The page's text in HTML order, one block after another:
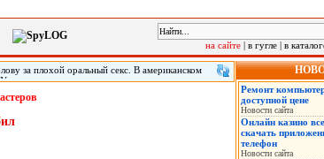
на сайте | в гугле | в
за плохой оральный секс. В американском
дважды выстрелила своему клиенту в
живым спустя три дня после инцидента.
Ремонт
доступной цене
Новости сайта
Онлайн казино
скачать
телефон
Новости сайта